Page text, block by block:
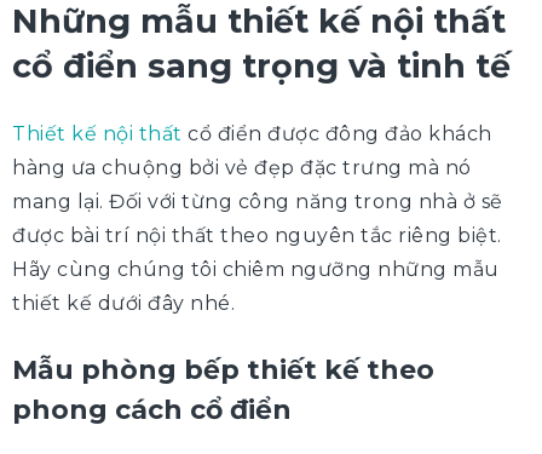
Những mẫu thiết kế nội thất
cổ điển sang trọng và tinh tế
Thiết kế nội thất cổ điển được đông đảo khách
hàng ưa chuộng bởi vẻ đẹp đặc trưng mà nó
mang lại. Đối với từng công năng trong nhà ở sẽ
được bài trí nội thất theo nguyên tắc riêng biệt.
Hãy cùng chúng tôi chiêm ngưỡng những mẫu
thiết kế dưới đây nhé.
Mẫu phòng bếp thiết kế theo
phong cách cổ điển